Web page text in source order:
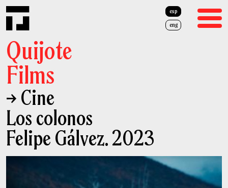
esp
eng
Cine
Publicidad
Quiénes Somos
Equipo
Quijote
Films
→ Cine
Los colonos
Felipe Gálvez. 2023